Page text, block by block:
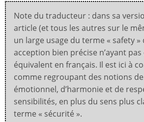
Note du traducteur : dans sa
article (et tous les autres sur le
un large usage du terme « safety »
acception bien précise n’ayant pas
équivalent en français. Il est ici à
comme regroupant des notions
émotionnel, d’harmonie et de
sensibilités, en plus du sens plus
terme « sécurité ».